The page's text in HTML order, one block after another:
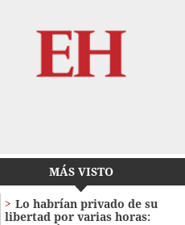
MÁS VISTO
Lo habrían privado de su
libertad por varias horas: